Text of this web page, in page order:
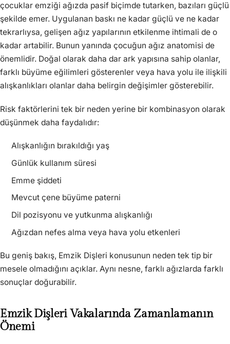
çocuklar emziği ağızda pasif biçimde tutarken, bazıları güçlü
şekilde emer. Uygulanan baskı ne kadar güçlü ve ne kadar
tekrarlıysa, gelişen ağız yapılarının etkilenme ihtimali de o
kadar artabilir. Bunun yanında çocuğun ağız anatomisi de
önemlidir. Doğal olarak daha dar ark yapısına sahip olanlar,
farklı büyüme eğilimleri gösterenler veya hava yolu ile ilişkili
alışkanlıkları olanlar daha belirgin değişimler gösterebilir.
Risk faktörlerini tek bir neden yerine bir kombinasyon olarak
düşünmek daha faydalıdır:
Alışkanlığın bırakıldığı yaş
Günlük kullanım süresi
Emme şiddeti
Mevcut çene büyüme paterni
Dil pozisyonu ve yutkunma alışkanlığı
Ağızdan nefes alma veya hava yolu etkenleri
Bu geniş bakış, Emzik Dişleri konusunun neden tek tip bir
mesele olmadığını açıklar. Aynı nesne, farklı ağızlarda farklı
sonuçlar doğurabilir.
Emzik Dişleri Vakalarında Zamanlamanın
Önemi